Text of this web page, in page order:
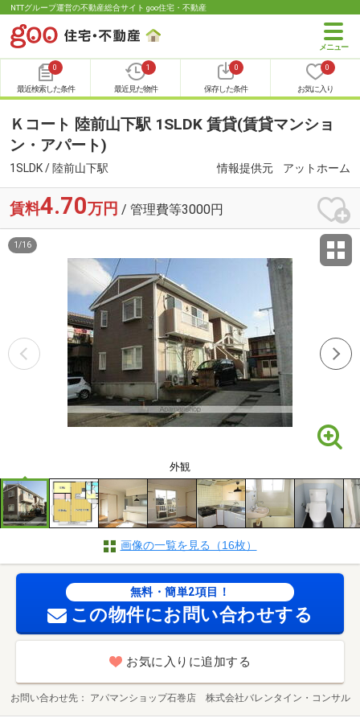
NTTグループ運営の不動産総合サイト goo住宅・不動産
0
最近検索した条件
1
最近見た物件
0
保存した条件
0
お気に入り
Ｋコート 陸前山下駅 1SLDK 賃貸(賃貸マンショ
ン・アパート)
1SLDK / 陸前山下駅 情報提供元 アットホーム
賃料4.70万円 / 管理費等3000円
外観
1 /16
画像の一覧を見る（16枚）
無料・簡単2項目！
この物件にお問い合わせする
お気に入りに追加する
お問い合わせ先 アパマンショップ石巻店 株式会社バレンタイン・コンサル